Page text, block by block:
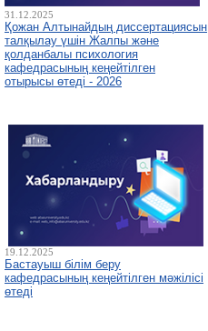
31.12.2025
Қожан Алтынайдың диссертациясын
талқылау үшін Жалпы және
қолданбалы психология
кафедрасының кеңейтілген
отырысы өтеді - 2026
19.12.2025
Бастауыш білім беру
кафедрасының кеңейтілген мәжілісі
өтеді